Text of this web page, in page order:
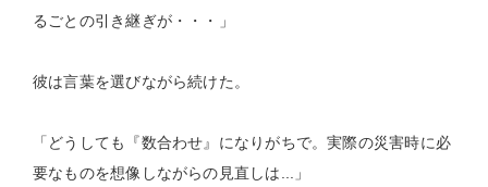
るごとの引き継ぎが・・・」
彼は言葉を選びながら続けた。
「どうしても『数合わせ』になりがちで。実際の災害時に必
要なものを想像しながらの見直しは...」